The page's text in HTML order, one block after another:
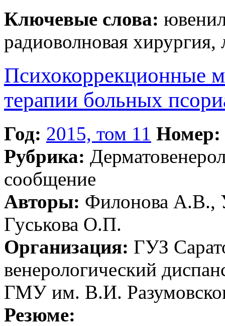
Ключевые слова:
радиоволновая хирургия,
Психокоррекционные
терапии больных
Год: 2015, том 11 Номер:
Рубрика:
сообщение
Авторы: Филонова А.В.,
Гуськова О.П.
Организация: ГУЗ
венерологический
ГМУ им. В.И.
Резюме: